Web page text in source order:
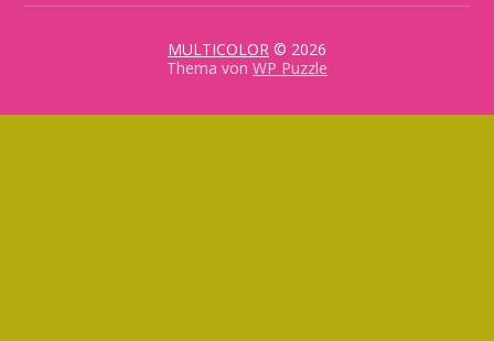
MULTICOLOR © 2026
Thema von WP Puzzle